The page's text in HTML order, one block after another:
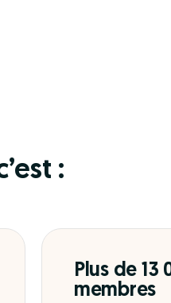
:
Plus de 13
membres